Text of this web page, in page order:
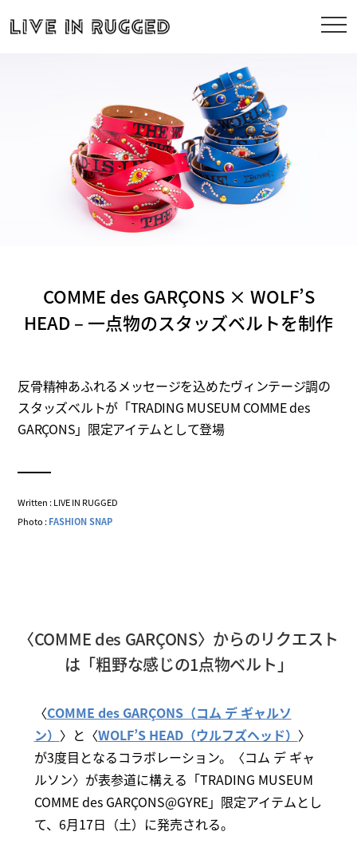
COMME des GARÇONS × WOLF’S
HEAD – 一点物のスタッズベルトを制作
反骨精神あふれるメッセージを込めたヴィンテージ調の
スタッズベルトが「TRADING MUSEUM COMME des
GARÇONS」限定アイテムとして登場
Written : LIVE IN RUGGED
Photo :FASHION SNAP
〈COMME des GARÇONS〉からのリクエスト
は「粗野な感じの1点物ベルト」
〈COMME des GARÇONS（コム デ ギャルソ
ン） 〉と〈WOLF’S HEAD（ウルフズヘッド） 〉
が3度目となるコラボレーション。〈コム デ ギャ
ルソン〉が表参道に構える「TRADING MUSEUM
COMME des GARÇONS@GYRE」限定アイテムとし
て、6月17日（土）に発売される。